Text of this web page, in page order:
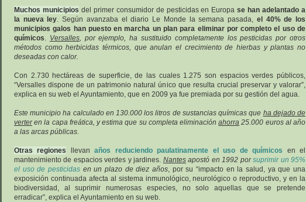
Muchos municipios del primer consumidor de pesticidas en Europase han adelantado a
la nueva ley. Según avanzaba el diario Le Monde la semana pasada, el 40% de los
municipios galos han puesto en marcha un plan para eliminar por completo el uso de
químicos. Versalles, por ejemplo, ha sustituido completamente los pesticidas por otros
métodos como herbicidas térmicos, que anulan el crecimiento de hierbas y plantas no
deseadas con calor.
Con 2.730 hectáreas de superficie, de las cuales 1.275 son espacios verdes públicos,
“Versalles dispone de un patrimonio natural único que resulta crucial preservar y valorar”,
explica en su web el Ayuntamiento, que en 2009 ya fue premiada por su gestión del agua.
Este municipio ha calculado en 130.000 los litros de sustancias químicas que ha dejado de
verteren la capa freática, y estima que su completa eliminaciónahorra 25.000 euros al año
a las arcas públicas.
Otras regiones llevanaños reduciendo paulatinamente el uso de químicos en el
mantenimiento de espacios verdes y jardines. Nantes apostó en 1992 porsuprimir un 95%
el uso de pesticidas en un plazo de diez años, por su “impacto en la salud, ya que una
exposición continuada afecta al sistema inmunológico, neurológico o reproductivo, y en la
biodiversidad, al suprimir numerosas especies, no solo aquellas que se pretende
erradicar”, explica el Ayuntamiento en su web.